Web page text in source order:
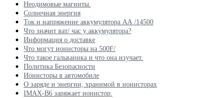
Неодимовые магниты.
Солнечная энергия
Ток и напряжение аккумулятора АА /14500
Что значит ват/ час у аккумулятора?
Информация о доставке
Что могут ионисторы на 500F/
Что такое гальваника и что она изучает.
Политика Безопасности
Ионисторы в автомобиле
О заряде и энергии, хранимой в ионисторах
IMAX-B6 заряжает ионистор.